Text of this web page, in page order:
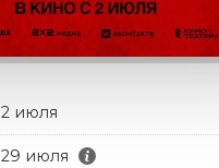
2 июля
29 июля